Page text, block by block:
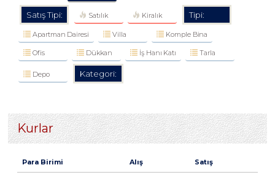
Satış Tipi: Satılık Kiralık Tipi:
Apartman Dairesi Villa Komple Bina
Ofis Dükkan İş Hanı Katı Tarla
Depo Kategori:
Kurlar
Para Birimi Alış Satış